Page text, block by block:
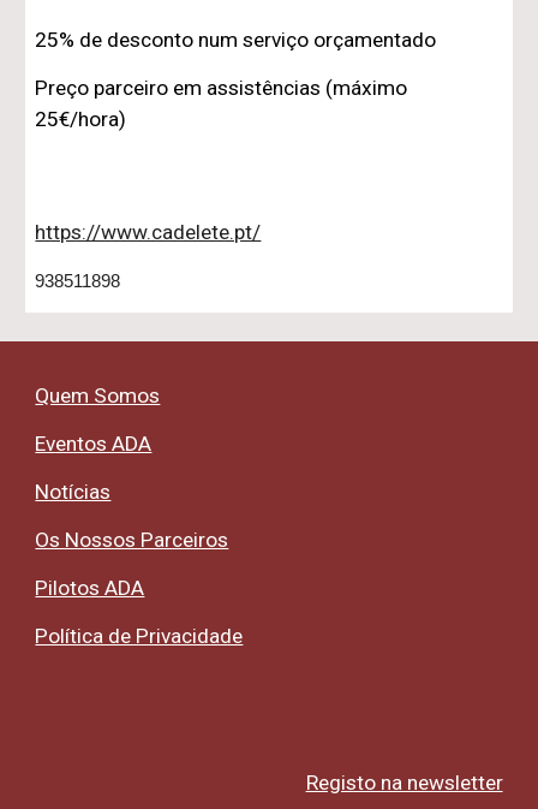
25% de desconto num serviço orçamentado
Preço parceiro em assistências (máximo
25€/hora)
https://www.cadelete.pt/
938511898
Quem Somos
Eventos ADA
Notícias
Os Nossos Parceiros
Pilotos ADA
Política de Privacidade
Registo na newsletter